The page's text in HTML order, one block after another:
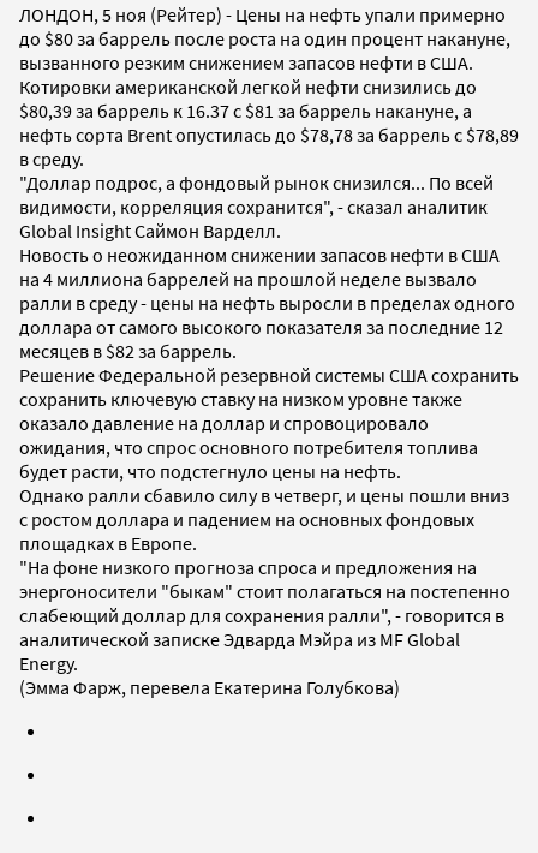
ЛОНДОН, 5 ноя (Рейтер) - Цены на нефть упали примерно
до $80 за баррель после роста на один процент накануне,
вызванного резким снижением запасов нефти в США.
Котировки американской легкой нефти снизились до
$80,39 за баррель к 16.37 с $81 за баррель накануне, а
нефть сорта Brent опустилась до $78,78 за баррель с $78,89
в среду.
"Доллар подрос, а фондовый рынок снизился... По всей
видимости, корреляция сохранится", - сказал аналитик
Global Insight Саймон Варделл.
Новость о неожиданном снижении запасов нефти в США
на 4 миллиона баррелей на прошлой неделе вызвало
ралли в среду - цены на нефть выросли в пределах одного
доллара от самого высокого показателя за последние 12
месяцев в $82 за баррель.
Решение Федеральной резервной системы США сохранить
сохранить ключевую ставку на низком уровне также
оказало давление на доллар и спровоцировало
ожидания, что спрос основного потребителя топлива
будет расти, что подстегнуло цены на нефть.
Однако ралли сбавило силу в четверг, и цены пошли вниз
с ростом доллара и падением на основных фондовых
площадках в Европе.
"На фоне низкого прогноза спроса и предложения на
энергоносители "быкам" стоит полагаться на постепенно
слабеющий доллар для сохранения ралли", - говорится в
аналитической записке Эдварда Мэйра из MF Global
Energy.
(Эмма Фарж, перевела Екатерина Голубкова)